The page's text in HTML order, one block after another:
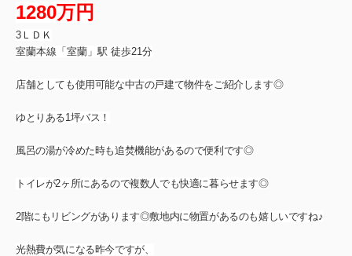
1280万円
3ＬＤＫ
室蘭本線「室蘭」駅 徒歩21分
店舗としても使用可能な中古の戸建て物件をご紹介します◎
ゆとりある1坪バス！
風呂の湯が冷めた時も追焚機能があるので便利です◎
トイレが2ヶ所にあるので複数人でも快適に暮らせます◎
2階にもリビングがあります◎敷地内に物置があるのも嬉しいですね♪
光熱費が気になる昨今ですが、